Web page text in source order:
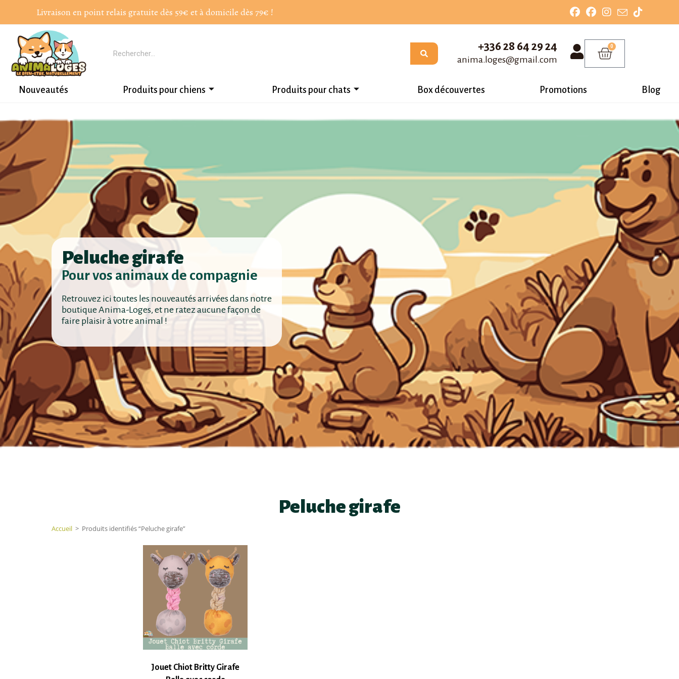
Livraison en point relais gratuite dès 59€ et à domicile dès 79€ !
+336 28 64 29 24
anima.loges@gmail.com
0
Nouveautés Produits pour chiens Produits pour chats Box découvertes Promotions Blog
Peluche girafe
Pour vos animaux de compagnie
Retrouvez ici toutes les nouveautés arrivées dans notre
boutique Anima-Loges, et ne ratez aucune façon de
faire plaisir à votre animal !
Peluche girafe
Accueil > Produits identifiés “Peluche girafe”
Jouet Chiot Britty Girafe